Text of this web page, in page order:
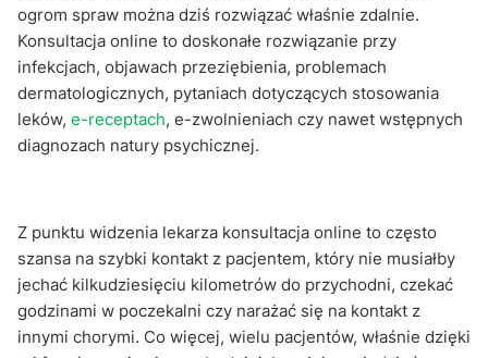
ogrom spraw można dziś rozwiązać właśnie zdalnie.
Konsultacja online to doskonałe rozwiązanie przy
infekcjach, objawach przeziębienia, problemach
dermatologicznych, pytaniach dotyczących stosowania
leków, e-receptach, e-zwolnieniach czy nawet wstępnych
diagnozach natury psychicznej.
Z punktu widzenia lekarza konsultacja online to często
szansa na szybki kontakt z pacjentem, który nie musiałby
jechać kilkudziesięciu kilometrów do przychodni, czekać
godzinami w poczekalni czy narażać się na kontakt z
innymi chorymi. Co więcej, wielu pacjentów, właśnie dzięki